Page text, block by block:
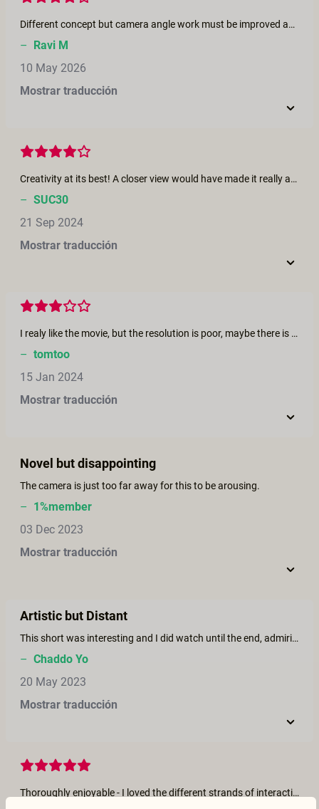
Different concept but camera angle work must be improved and they must know how to satisfy the audiancr with the camera work
– Ravi M
10 May 2026
Mostrar traducción
Creativity at its best! A closer view would have made it really arousing
– SUC30
21 Sep 2024
Mostrar traducción
I realy like the movie, but the resolution is poor, maybe there is better quality to dowload? would be fine if you make 180 3d films too. would be fine to see vr 3d films with erike lust quality!
– tomtoo
15 Jan 2024
Mostrar traducción
Novel but disappointing
The camera is just too far away for this to be arousing.
– 1%member
03 Dec 2023
Mostrar traducción
Artistic but Distant
This short was interesting and I did watch until the end, admiring the artistic qualities, but the overall distance-especially watching on a smart phone, didn’t inspire much erotic excitement.
– Chaddo Yo
20 May 2023
Mostrar traducción
Thoroughly enjoyable - I loved the different strands of interaction happening all around! This rewards a number of re-watchings to follow actors and see all the things happening. Being prompted by sounds from the sides and behind was a great way to know where to turn. The resolution was a little low - but that could be an artifact of the Oculus Quest headset I'm using.